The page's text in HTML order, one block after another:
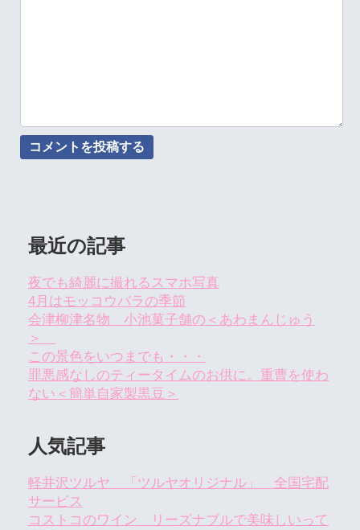
最近の記事
夜でも綺麗に撮れるスマホ写真
4月はモッコウバラの季節
会津柳津名物 小池菓子舗の＜あわまんじゅう
＞
この景色をいつまでも・・・
罪悪感なしのティータイムのお供に。重曹を使わ
ない＜簡単自家製黒豆＞
人気記事
軽井沢ツルヤ 「ツルヤオリジナル」 全国宅配
サービス
コストコのワイン リーズナブルで美味しいって